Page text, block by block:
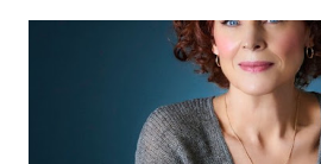
dedicada colaboración de Tom Hull.
datos, cuenta que 156 críticos hemos
diferentes en 2021, lo que sigue
en su naturaleza. Podéis leer la